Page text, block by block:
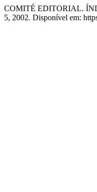
COMITÉ EDITORIAL.
5, 2002. Disponível em: